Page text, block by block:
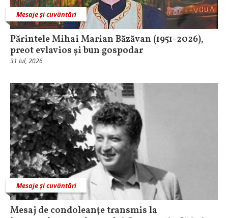
Mesaje și cuvântări
Părintele Mihai Marian Băzăvan (1951-2026),
preot evlavios și bun gospodar
31 Iul, 2026
Mesaje și cuvântări
Mesaj de condoleanţe transmis la